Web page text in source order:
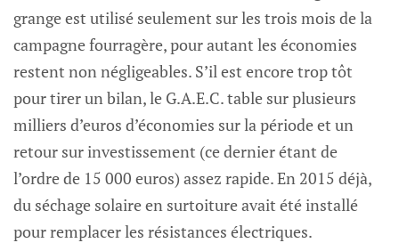
grange est utilisé seulement sur les trois mois de la
campagne fourragère, pour autant les économies
restent non négligeables. S’il est encore trop tôt
pour tirer un bilan, le G.A.E.C. table sur plusieurs
milliers d’euros d’économies sur la période et un
retour sur investissement (ce dernier étant de
l’ordre de 15 000 euros) assez rapide. En 2015 déjà,
du séchage solaire en surtoiture avait été installé
pour remplacer les résistances électriques.